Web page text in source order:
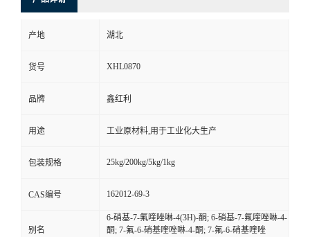
产地 湖北
货号 XHL0870
品牌 鑫红利
用途 工业原材料,用于工业化大生产
包装规格 25kg/200kg/5kg/1kg
CAS编号 162012-69-3
别名
6-硝基-7-氟喹唑啉-4(3H)-酮; 6-硝基-7-氟喹唑啉-4-
酮; 7-氟-6-硝基喹唑啉-4-酮; 7-氟-6-硝基喹唑